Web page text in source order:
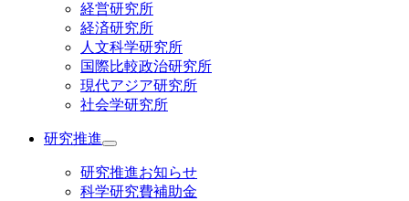
経営研究所
経済研究所
人文科学研究所
国際比較政治研究所
現代アジア研究所
社会学研究所
研究推進
研究推進お知らせ
科学研究費補助金